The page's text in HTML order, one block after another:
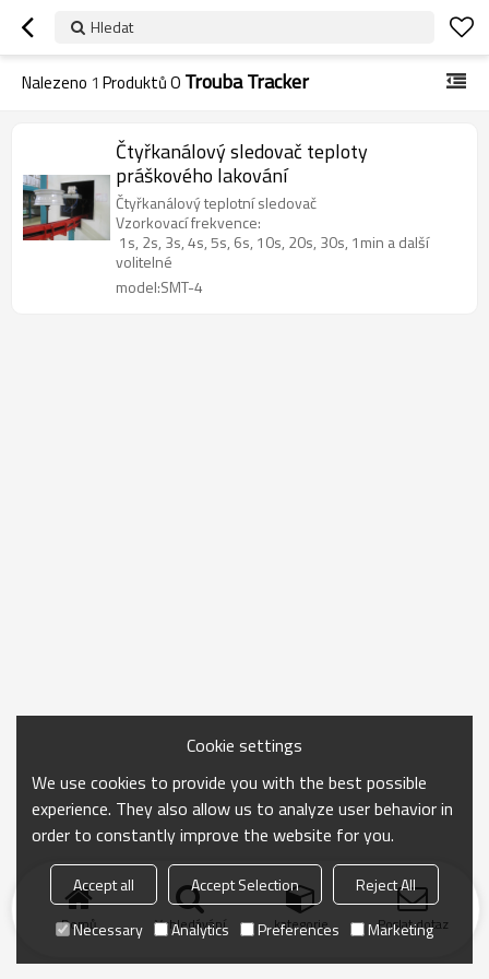
Hledat
Nalezeno 1 Produktů O Trouba Tracker
Čtyřkanálový sledovač teploty
práškového lakování
Čtyřkanálový teplotní sledovač
Vzorkovací frekvence:
1s, 2s, 3s, 4s, 5s, 6s, 10s, 20s, 30s, 1min a další
volitelné
model:SMT-4
Domů Vyhledávání kategorie Poslat dotaz
Cookie settings
We use cookies to provide you with the best possible
experience. They also allow us to analyze user behavior in
order to constantly improve the website for you.
Accept all Accept Selection
Reject All
Necessary
Analytics Preferences Marketing